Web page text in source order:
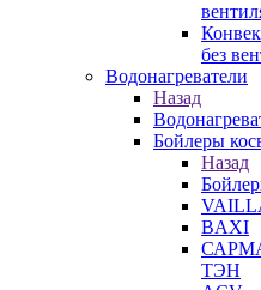
без
Водонагреватели
Назад
Бойлеры
Назад
BAXI
ТЭН